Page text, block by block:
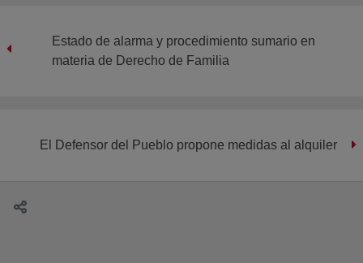
Estado de alarma y procedimiento sumario en
materia de Derecho de Familia
El Defensor del Pueblo propone medidas al alquiler